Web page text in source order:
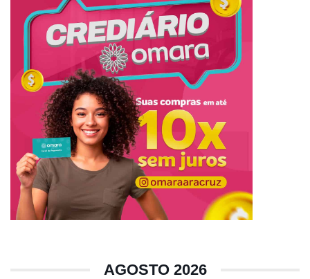
AGOSTO 2026